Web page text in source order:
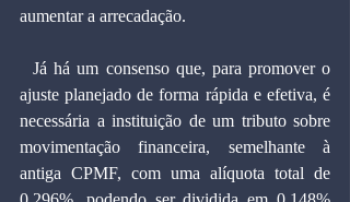
aumentar a arrecadação.
  Já há um consenso que, para promover o
ajuste planejado de forma rápida e efetiva, é
necessária a instituição de um tributo sobre
movimentação financeira, semelhante à
antiga CPMF, com uma alíquota total de